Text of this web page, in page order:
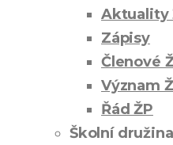
Aktuality
Zápisy
Členové
Význam
Řád ŽP
Školní